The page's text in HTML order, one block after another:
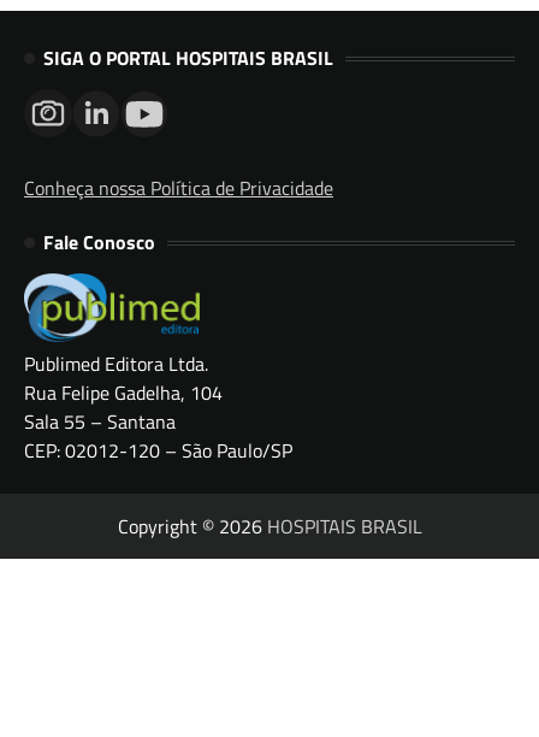
SIGA O PORTAL HOSPITAIS BRASIL
Conheça nossa Política de Privacidade
Fale Conosco
Publimed Editora Ltda.
Rua Felipe Gadelha, 104
Sala 55 – Santana
CEP: 02012-120 – São Paulo/SP
Copyright © 2026 HOSPITAIS BRASIL